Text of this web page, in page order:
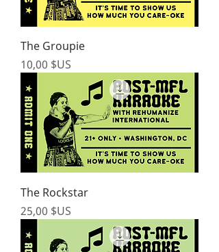
The Groupie
Prix
10,00 $US
The Rockstar
Prix
25,00 $US